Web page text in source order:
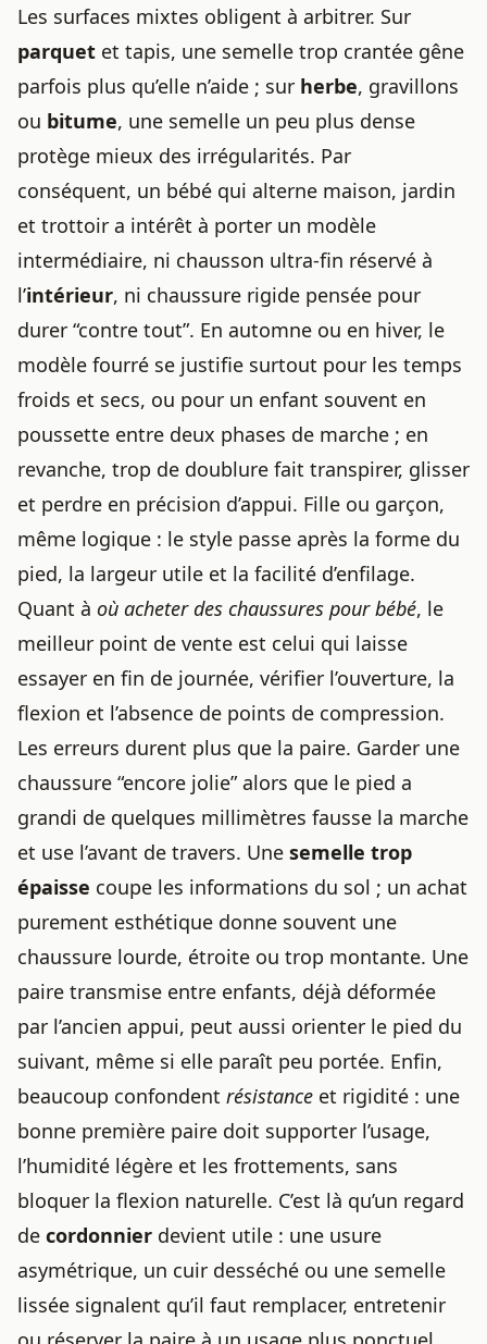
Les surfaces mixtes obligent à arbitrer. Sur
parquet et tapis, une semelle trop crantée gêne
parfois plus qu’elle n’aide ; sur herbe, gravillons
ou bitume, une semelle un peu plus dense
protège mieux des irrégularités. Par
conséquent, un bébé qui alterne maison, jardin
et trottoir a intérêt à porter un modèle
intermédiaire, ni chausson ultra-fin réservé à
l’intérieur, ni chaussure rigide pensée pour
durer “contre tout”. En automne ou en hiver, le
modèle fourré se justifie surtout pour les temps
froids et secs, ou pour un enfant souvent en
poussette entre deux phases de marche ; en
revanche, trop de doublure fait transpirer, glisser
et perdre en précision d’appui. Fille ou garçon,
même logique : le style passe après la forme du
pied, la largeur utile et la facilité d’enfilage.
Quant à où acheter des chaussures pour bébé, le
meilleur point de vente est celui qui laisse
essayer en fin de journée, vérifier l’ouverture, la
flexion et l’absence de points de compression.
Les erreurs durent plus que la paire. Garder une
chaussure “encore jolie” alors que le pied a
grandi de quelques millimètres fausse la marche
et use l’avant de travers. Une semelle trop
épaisse coupe les informations du sol ; un achat
purement esthétique donne souvent une
chaussure lourde, étroite ou trop montante. Une
paire transmise entre enfants, déjà déformée
par l’ancien appui, peut aussi orienter le pied du
suivant, même si elle paraît peu portée. Enfin,
beaucoup confondent résistance et rigidité : une
bonne première paire doit supporter l’usage,
l’humidité légère et les frottements, sans
bloquer la flexion naturelle. C’est là qu’un regard
de cordonnier devient utile : une usure
asymétrique, un cuir desséché ou une semelle
lissée signalent qu’il faut remplacer, entretenir